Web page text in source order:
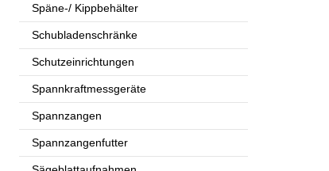
Späne-/ Kippbehälter
Schubladenschränke
Schutzeinrichtungen
Spannkraftmessgeräte
Spannzangen
Spannzangenfutter